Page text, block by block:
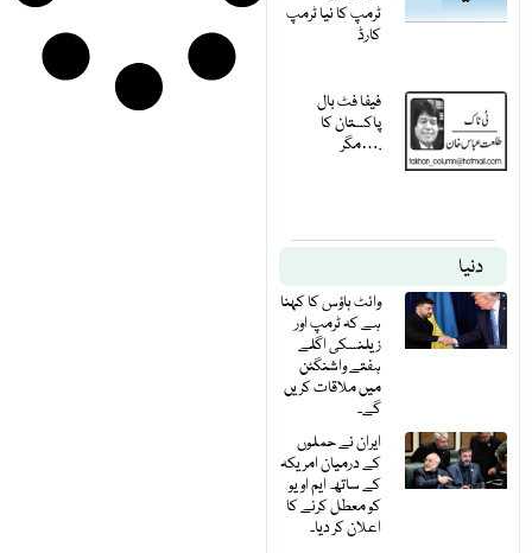
ٹرمپ کا نیا ٹرمپ
کارڈ
فیفا فٹ بال
پاکستان کا
مگر….
دنیا
وائٹ ہاؤس کا کہنا
ہے کہ ٹرمپ اور
زیلنسکی اگلے
ہفتے واشنگٹن
میں ملاقات کریں
گے۔
ایران نے حملوں
کے درمیان امریکہ
کے ساتھ ایم او یو
کو معطل کرنے کا
اعلان کر دیا۔